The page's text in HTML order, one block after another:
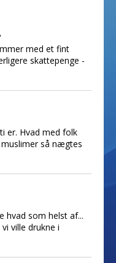
med et fint
skattepenge -
er. Hvad med folk
muslimer så nægtes
hvad som helst af...
ville drukne i